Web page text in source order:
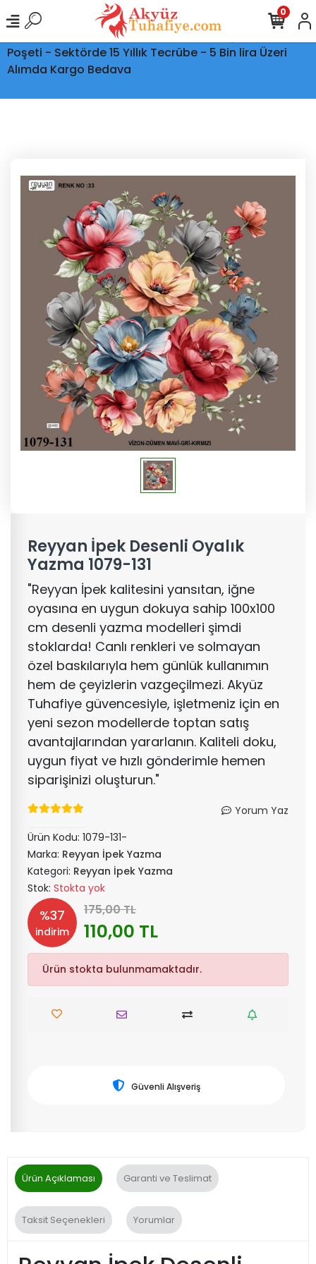
Ptt Kargo İle Tüm Türkiye'ye Teslimat - Şeffaf Kargo
Poşeti - Sektörde 15 Yıllık Tecrübe - 5 Bin lira Üzeri
Alımda Kargo Bedava
0
Reyyan İpek Desenli Oyalık
Yazma 1079-131
"Reyyan İpek kalitesini yansıtan, iğne
oyasına en uygun dokuya sahip 100x100
cm desenli yazma modelleri şimdi
stoklarda! Canlı renkleri ve solmayan
özel baskılarıyla hem günlük kullanımın
hem de çeyizlerin vazgeçilmezi. Akyüz
Tuhafiye güvencesiyle, işletmeniz için en
yeni sezon modellerde toptan satış
avantajlarından yararlanın. Kaliteli doku,
uygun fiyat ve hızlı gönderimle hemen
siparişinizi oluşturun."
Yorum Yaz
Ürün Kodu: 1079-131-
Marka: Reyyan İpek Yazma
Kategori: Reyyan İpek Yazma
Stok: Stokta yok
%37
indirim
175,00 TL
110,00 TL
Ürün stokta bulunmamaktadır.
Güvenli Alışveriş
Ürün Açıklaması Garanti ve Teslimat
Taksit Seçenekleri Yorumlar